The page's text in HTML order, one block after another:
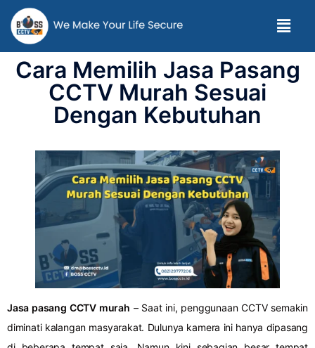
Cara Memilih Jasa Pasang
CCTV Murah Sesuai
Dengan Kebutuhan
Jasa pasang CCTV murah – Saat ini, penggunaan CCTV semakin
diminati kalangan masyarakat. Dulunya kamera ini hanya dipasang